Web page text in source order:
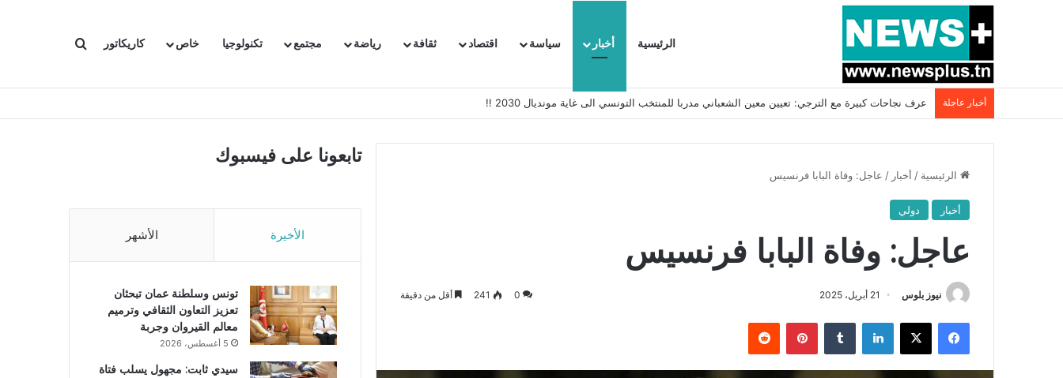
الرئيسية أخبار سياسة اقتصاد ثقافة رياضة مجتمع تكنولوجيا خاص كاريكاتور بحث عن
أخبار عاجلة بسبب المرزوقي وبتكليف من سعيّد: الخارجية تستدعي السفيرة الفرنسية بتونس وتبلغها احتجاجا شديد اللهجة !!
الرئيسية / أخبار / عاجل: وفاة البابا فرنسيس
أخبار دولي
عاجل: وفاة البابا فرنسيس
نيوز بلوس 21 أبريل، 2025 0
241 أقل من دقيقة
فيسبوك X لينكدإن بينتيريست
تابعونا على فيسبوك
الأخيرة الأشهر
تونس وسلطنة عمان تبحثان
تعزيز التعاون الثقافي وترميم
معالم القيروان وجربة
5 أغسطس، 2026
سيدي ثابت: مجهول يسلب فتاة